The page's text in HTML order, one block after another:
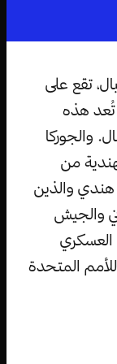
تقع على
تُعد هذه
والجوركا
من
هندي والذين
والجيش
العسكري
المتحدة